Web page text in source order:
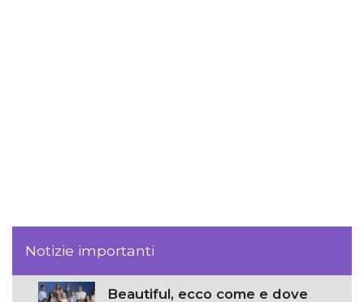
Notizie importanti
Beautiful, ecco come e dove